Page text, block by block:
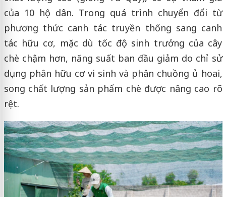
của 10 hộ dân. Trong quá trình chuyển đổi từ
phương thức canh tác truyền thống sang canh
tác hữu cơ, mặc dù tốc độ sinh trưởng của cây
chè chậm hơn, năng suất ban đầu giảm do chỉ sử
dụng phân hữu cơ vi sinh và phân chuồng ủ hoai,
song chất lượng sản phẩm chè được nâng cao rõ
rệt.